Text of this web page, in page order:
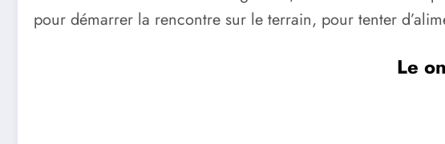
pour démarrer la rencontre sur le terrain, pour tenter
Le